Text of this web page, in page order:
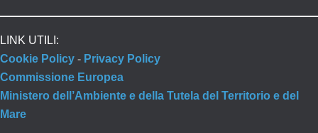
LINK UTILI:
Cookie Policy - Privacy Policy
Commissione Europea
Ministero dell’Ambiente e della Tutela del Territorio e del
Mare